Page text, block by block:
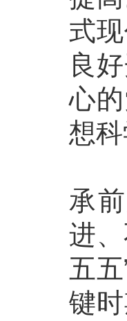
式
良
心
想科
（
承
进
五
键